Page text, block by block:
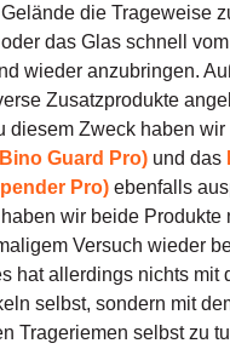
die Trageweise
das Glas schnell
wieder anzubringen.
Zusatzprodukte
diesem Zweck haben wir
Guard Pro)und das
Pro)ebenfalls
wir beide Produkte
Versuch wieder
hat allerdings nichts mit
selbst, sondern mit
Trageriemen selbst zu